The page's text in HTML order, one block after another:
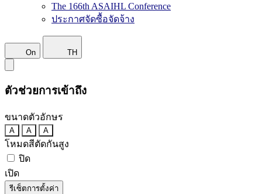
The 166th ASAIHL Conference
ประกาศจัดซื้อจัดจ้าง
On TH
ตัวช่วยการเข้าถึง
ขนาดตัวอักษร
A A A
โหมดสีตัดกันสูง
ปิด
เปิด
รีเซ็ตการตั้งค่า